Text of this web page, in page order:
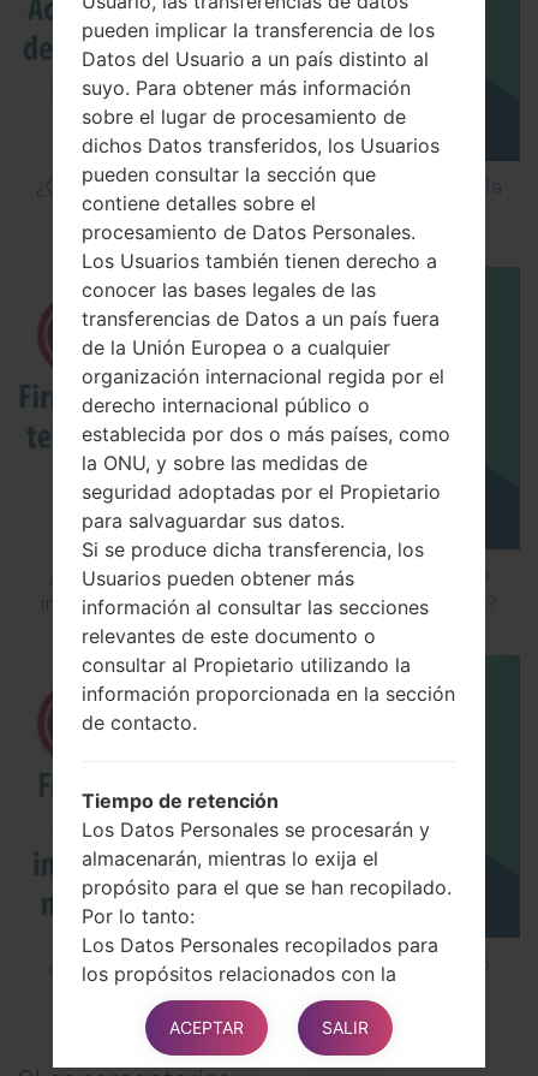
¿Cómo Activar las Opciones de Desarrollador y la
Depuración USB en LG?
¿Cómo instalar Firmware Oficial en el teléfono
inteligente de LG mediante LG Flash Tool 2014?
¿Cómo instalar Firmware Oficial en el teléfono
inteligente de LG mediante LG UP?
pueden implicar la transferencia de los
Datos del Usuario a un país distinto al
suyo. Para obtener más información
sobre el lugar de procesamiento de
dichos Datos transferidos, los Usuarios
pueden consultar la sección que
contiene detalles sobre el
procesamiento de Datos Personales.
Los Usuarios también tienen derecho a
conocer las bases legales de las
transferencias de Datos a un país fuera
de la Unión Europea o a cualquier
organización internacional regida por el
derecho internacional público o
establecida por dos o más países, como
la ONU, y sobre las medidas de
seguridad adoptadas por el Propietario
para salvaguardar sus datos.
Si se produce dicha transferencia, los
Usuarios pueden obtener más
información al consultar las secciones
relevantes de este documento o
consultar al Propietario utilizando la
información proporcionada en la sección
de contacto.
Tiempo de retención
Los Datos Personales se procesarán y
almacenarán, mientras lo exija el
propósito para el que se han recopilado.
Por lo tanto:
Los Datos Personales recopilados para
los propósitos relacionados con la
ejecución de un contrato entre el
Propietario y el Usuario se conservarán
hasta que dicho contrato se haya
ACEPTAR SALIR